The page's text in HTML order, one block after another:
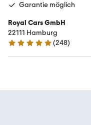
Garantie möglich
Royal Cars GmbH
22111 Hamburg
4.8 Sterne
(248)